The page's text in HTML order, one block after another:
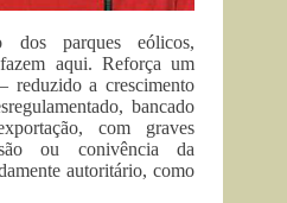
dos parques eólicos,
aqui. Reforça um
reduzido a crescimento
bancado
com graves
ou conivência da
autoritário, como